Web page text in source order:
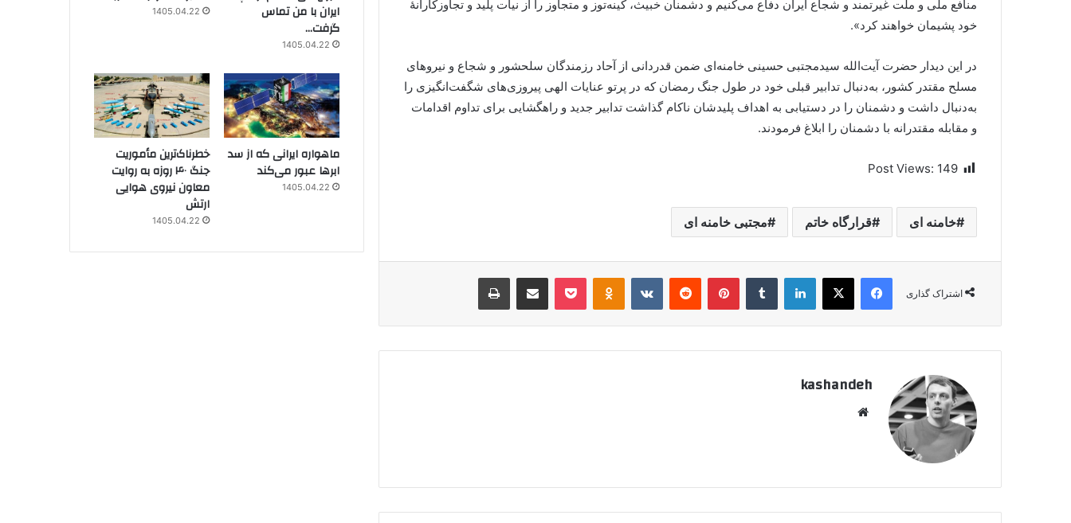
منافع ملی و ملت غیرتمند و شجاع ایران دفاع می‌کنیم و دشمنان خبیث، کینه‌توز و متجاوز را از نیات پلید و تجاوزکارانهٔ
خود پشیمان خواهند کرد».
در این دیدار حضرت آیت‌الله سیدمجتبی حسینی خامنه‌ای ضمن قدردانی از آحاد رزمندگان سلحشور و شجاع و نیروهای
مسلح مقتدر کشور، به‌دنبال تدابیر قبلی خود در طول جنگ رمضان که در پرتو عنایات الهی پیروزی‌های شگفت‌انگیزی را
به‌دنبال داشت و دشمنان را در دستیابی به اهداف پلیدشان ناکام گذاشت تدابیر جدید و راهگشایی برای تداوم اقدامات
و مقابله مقتدرانه با دشمنان را ابلاغ فرمودند.
Post Views: 149
خامنه ای قرارگاه خاتم مجتبی خامنه ای
اشتراک گذاری
فیسبوکایکس لینکداین تامبلر پینتریستReddit
VKontakte
Odnoklassniki
پاکت اشتراک گذاری با ایمیل چاپ
kashandeh
ایران با من تماس
گرفت…
1405.04.22
1405.04.22
ماهواره ایرانی که از سد
ابرها عبور می‌کند
1405.04.22
خطرناک‌ترین مأموریت
جنگ ۴۰ روزه به روایت
معاون نیروی هوایی
ارتش
1405.04.22